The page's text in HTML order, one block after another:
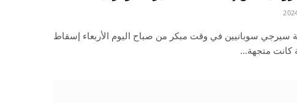
سيرجي سوبانيين في وقت مبكر من صباح اليوم الأربعاء إسقاط
كانت متجهة…